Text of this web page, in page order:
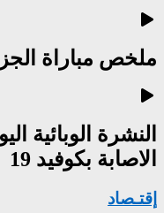
ملخص مباراة
النشرة الوبائية
الاصابة بكوفيد 19
إقتـصاد